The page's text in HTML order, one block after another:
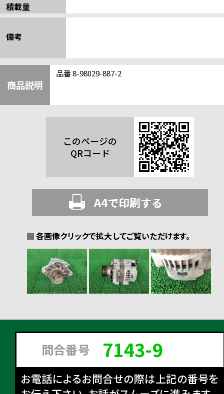
積載量
備考
商品説明
品番 8-98029-887-2
このページの
QRコード
A4で印刷する
各画像クリックで拡大してご覧いただけます。
問合番号 7143-9
お電話によるお問合せの際は上記の番号を